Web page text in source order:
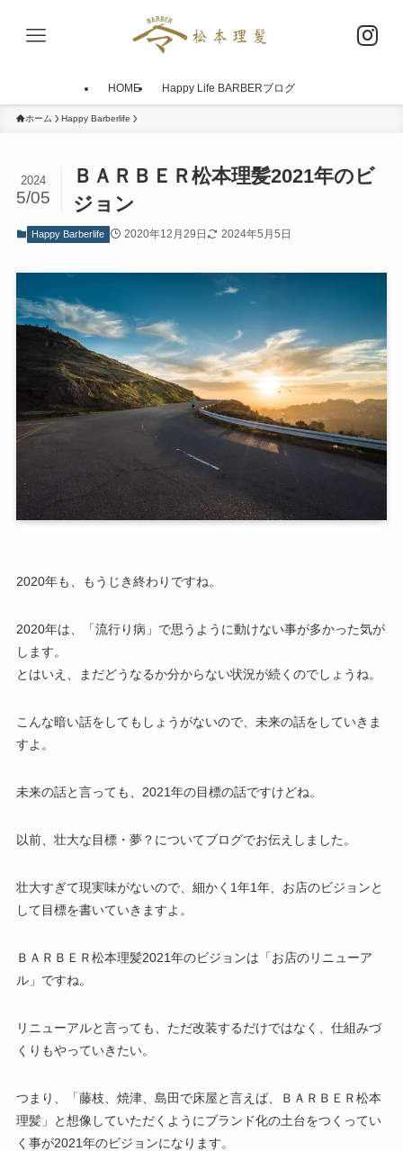
HOME Happy Life BARBERブログ
ホーム Happy Barberlife
ＢＡＲＢＥＲ松本理髪2021年のビ
ジョン
2024
5/05
Happy Barberlife 2020年12月29日 2024年5月5日
2020年も、もうじき終わりですね。
2020年は、「流行り病」で思うように動けない事が多かった気が
します。
とはいえ、まだどうなるか分からない状況が続くのでしょうね。
こんな暗い話をしてもしょうがないので、未来の話をしていきま
すよ。
未来の話と言っても、2021年の目標の話ですけどね。
以前、壮大な目標・夢？についてブログでお伝えしました。
壮大すぎて現実味がないので、細かく1年1年、お店のビジョンと
して目標を書いていきますよ。
ＢＡＲＢＥＲ松本理髪2021年のビジョンは「お店のリニューア
ル」ですね。
リニューアルと言っても、ただ改装するだけではなく、仕組みづ
くりもやっていきたい。
つまり、「藤枝、焼津、島田で床屋と言えば、ＢＡＲＢＥＲ松本
理髪」と想像していただくようにブランド化の土台をつくってい
く事が2021年のビジョンになります。